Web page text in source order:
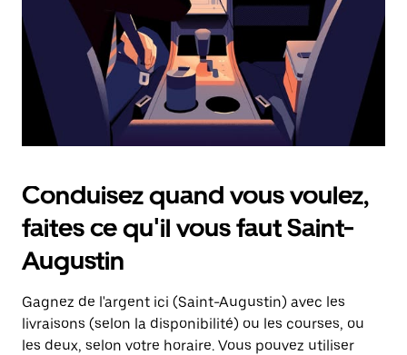
d'échappement
pour
fermer
calendrier.
Conduisez quand vous voulez,
faites ce qu'il vous faut Saint-
Augustin
Gagnez de l'argent ici (Saint-Augustin) avec les
livraisons (selon la disponibilité) ou les courses, ou
les deux, selon votre horaire. Vous pouvez utiliser